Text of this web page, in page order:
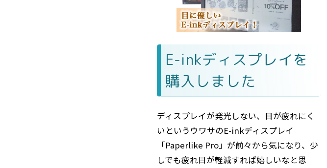
E-inkディスプレイを
購入しました
ディスプレイが発光しない、目が疲れにく
いというウワサのE-inkディスプレイ
「Paperlike Pro」が前々から気になり、少
しでも疲れ目が軽減すれば嬉しいなと思